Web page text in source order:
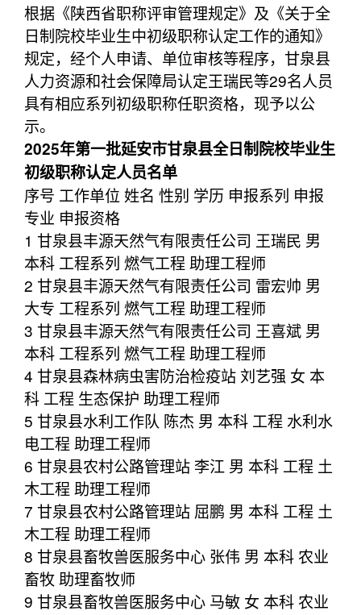
根据《陕西省职称评审管理规定》及《关于全
日制院校毕业生中初级职称认定工作的通知》
规定，经个人申请、单位审核等程序，甘泉县
人力资源和社会保障局认定王瑞民等29名人员
具有相应系列初级职称任职资格，现予以公
示。
2025年第一批延安市甘泉县全日制院校毕业生
初级职称认定人员名单
序号 工作单位 姓名 性别 学历 申报系列 申报
专业 申报资格
1 甘泉县丰源天然气有限责任公司 王瑞民 男
本科 工程系列 燃气工程 助理工程师
2 甘泉县丰源天然气有限责任公司 雷宏帅 男
大专 工程系列 燃气工程 助理工程师
3 甘泉县丰源天然气有限责任公司 王喜斌 男
本科 工程系列 燃气工程 助理工程师
4 甘泉县森林病虫害防治检疫站 刘艺强 女 本
科 工程 生态保护 助理工程师
5 甘泉县水利工作队 陈杰 男 本科 工程 水利水
电工程 助理工程师
6 甘泉县农村公路管理站 李江 男 本科 工程 土
木工程 助理工程师
7 甘泉县农村公路管理站 屈鹏 男 本科 工程 土
木工程 助理工程师
8 甘泉县畜牧兽医服务中心 张伟 男 本科 农业
畜牧 助理畜牧师
9 甘泉县畜牧兽医服务中心 马敏 女 本科 农业